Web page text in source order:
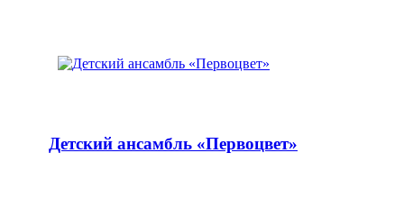
Детский ансамбль «Первоцвет»